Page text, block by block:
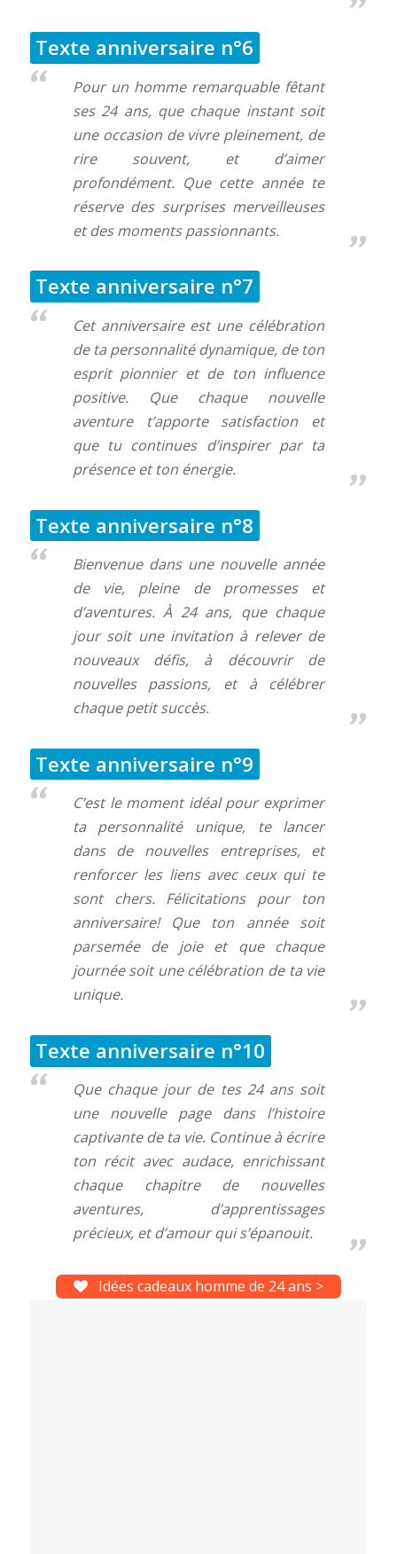
Texte anniversaire n°6
Pour un homme remarquable fêtant
ses 24 ans, que chaque instant soit
une occasion de vivre pleinement, de
rire souvent, et d’aimer
profondément. Que cette année te
réserve des surprises merveilleuses
et des moments passionnants.
Texte anniversaire n°7
Cet anniversaire est une célébration
de ta personnalité dynamique, de ton
esprit pionnier et de ton influence
positive. Que chaque nouvelle
aventure t’apporte satisfaction et
que tu continues d’inspirer par ta
présence et ton énergie.
Texte anniversaire n°8
Bienvenue dans une nouvelle année
de vie, pleine de promesses et
d’aventures. À 24 ans, que chaque
jour soit une invitation à relever de
nouveaux défis, à découvrir de
nouvelles passions, et à célébrer
chaque petit succès.
Texte anniversaire n°9
C’est le moment idéal pour exprimer
ta personnalité unique, te lancer
dans de nouvelles entreprises, et
renforcer les liens avec ceux qui te
sont chers. Félicitations pour ton
anniversaire! Que ton année soit
parsemée de joie et que chaque
journée soit une célébration de ta vie
unique.
Texte anniversaire n°10
Que chaque jour de tes 24 ans soit
une nouvelle page dans l’histoire
captivante de ta vie. Continue à écrire
ton récit avec audace, enrichissant
chaque chapitre de nouvelles
aventures, d’apprentissages
précieux, et d’amour qui s’épanouit.
Idées cadeaux homme de 24 ans >